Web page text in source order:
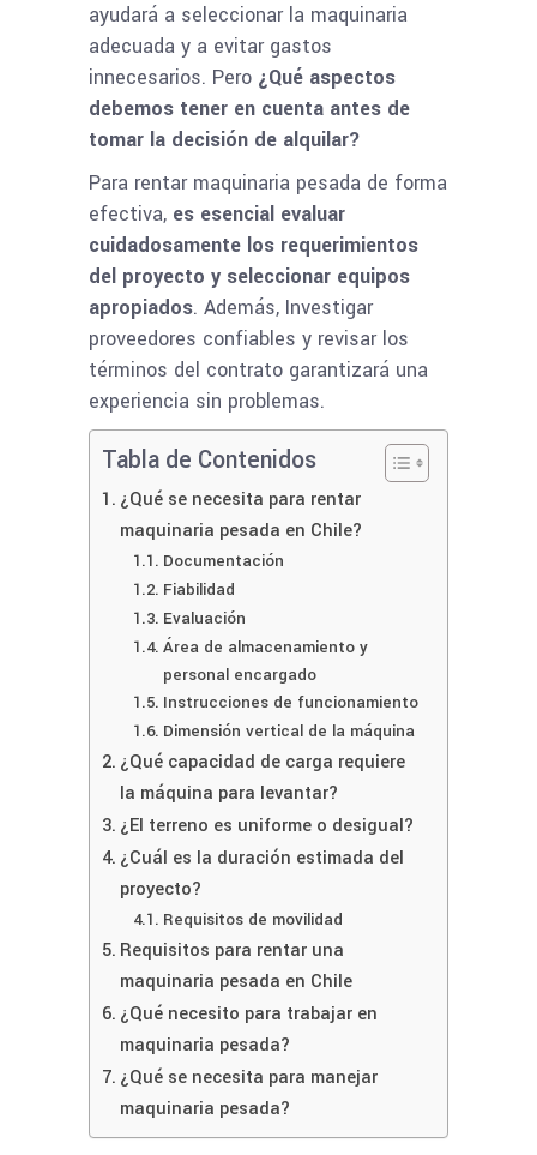
ayudará a seleccionar la maquinaria
adecuada y a evitar gastos
innecesarios. Pero ¿Qué aspectos
debemos tener en cuenta antes de
tomar la decisión de alquilar?
Para rentar maquinaria pesada de forma
efectiva, es esencial evaluar
cuidadosamente los requerimientos
del proyecto y seleccionar equipos
apropiados. Además, Investigar
proveedores confiables y revisar los
términos del contrato garantizará una
experiencia sin problemas.
Tabla de Contenidos
¿Qué se necesita para rentar
maquinaria pesada en Chile?
Documentación
Fiabilidad
Evaluación
Área de almacenamiento y
personal encargado
Instrucciones de funcionamiento
Dimensión vertical de la máquina
¿Qué capacidad de carga requiere
la máquina para levantar?
¿El terreno es uniforme o desigual?
¿Cuál es la duración estimada del
proyecto?
Requisitos de movilidad
Requisitos para rentar una
maquinaria pesada en Chile
¿Qué necesito para trabajar en
maquinaria pesada?
¿Qué se necesita para manejar
maquinaria pesada?